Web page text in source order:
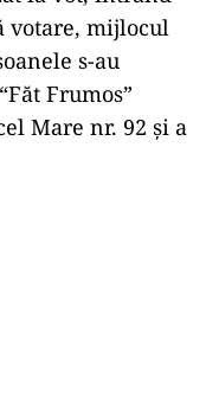
votare, mijlocul
s-au
Frumos”
Mare nr. 92 și a